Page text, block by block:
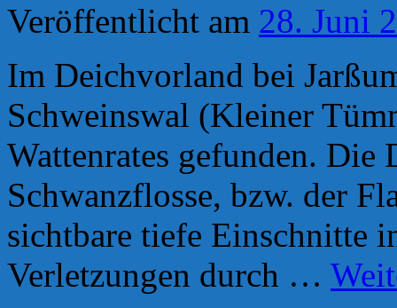
Veröffentlicht am 28. Juni
Im Deichvorland bei
Schweinswal (Kleiner
Wattenrates gefunden. Die
Schwanzflosse, bzw. der
sichtbare tiefe Einschnitte
Verletzungen durch …